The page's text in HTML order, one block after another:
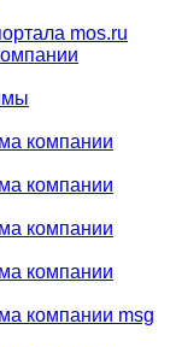
mos.ru
компании
компании
компании
компании
компании msg